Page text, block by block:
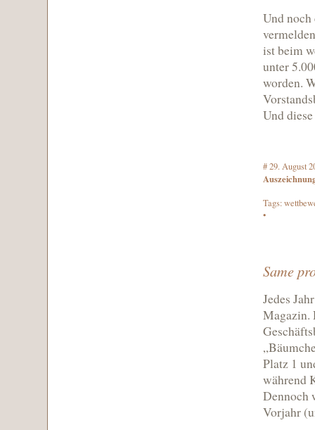
Und
ist beim
unter
worden.
Und
#29. August
Tags:
•
Same
Jedes
Magazin.
Platz 1
während
Dennoch
Vorjahr